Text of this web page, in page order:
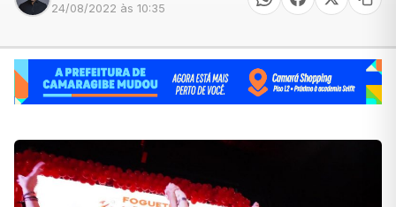
24/08/2022 às 10:35